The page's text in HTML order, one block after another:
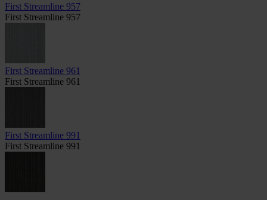
First Streamline 957
First Streamline 957
First Streamline 961
First Streamline 961
First Streamline 991
First Streamline 991